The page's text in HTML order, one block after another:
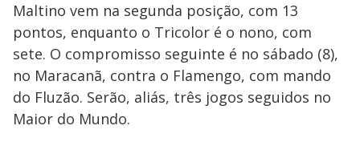
Maltino vem na segunda posição, com 13
pontos, enquanto o Tricolor é o nono, com
sete. O compromisso seguinte é no sábado (8),
no Maracanã, contra o Flamengo, com mando
do Fluzão. Serão, aliás, três jogos seguidos no
Maior do Mundo.